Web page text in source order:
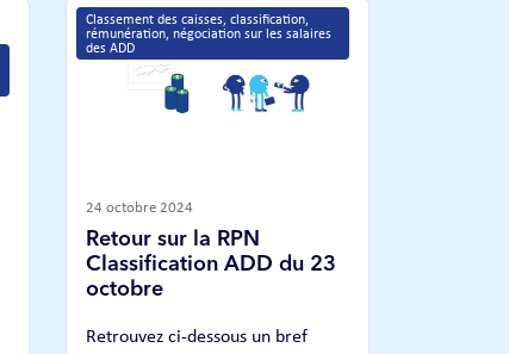
Classement des caisses, classification,
rémunération, négociation sur les salaires
des ADD
24 octobre 2024
Retour sur la RPN
Classification ADD du 23
octobre
Retrouvez ci-dessous un bref